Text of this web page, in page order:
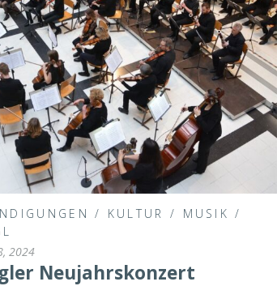
/ KULTUR / MUSIK /
2024
Neujahrskonzert